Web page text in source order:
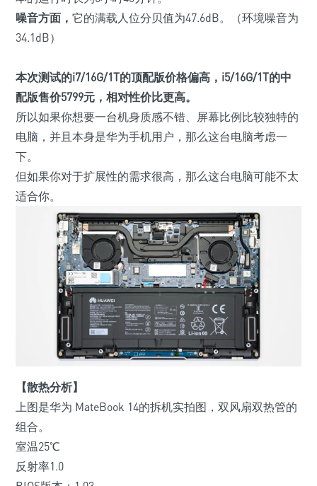
噪音方面， 它的满载人位分贝值为47.6dB。
（环境噪音为
34.1dB）
本次测试的i7/16G/1T的顶配版价格偏高， i5/16G/1T的中
配版售价5799元，相对性价比更高。
所以如果你想要一台机身质感不错、屏幕比例比较独特的
电脑，并且本身是华为手机用户，那么这台电脑考虑一
下。
但如果你对于扩展性的需求很高，那么这台电脑可能不太
适合你。
【散热分析】
上图是华为 MateBook 14的拆机实拍图，双风扇双热管的
组合。
室温25℃
反射率1.0